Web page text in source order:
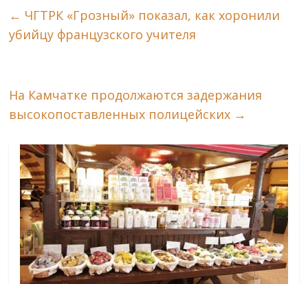
← ЧГТРК «Грозный» показал, как хоронили
убийцу французского учителя
На Камчатке продолжаются задержания
высокопоставленных полицейских →